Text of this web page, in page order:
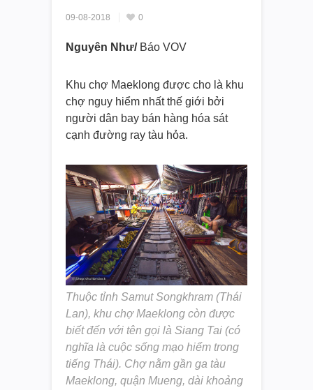
09-08-2018 0
Nguyên Như/Báo VOV
Khu chợ Maeklong được cho là khu
chợ nguy hiểm nhất thế giới bởi
người dân bay bán hàng hóa sát
cạnh đường ray tàu hỏa.
Thuộc tỉnh Samut Songkhram (Thái
Lan), khu chợ Maeklong còn được
biết đến với tên gọi là Siang Tai (có
nghĩa là cuộc sống mạo hiểm trong
tiếng Thái). Chợ nằm gần ga tàu
Maeklong, quận Mueng, dài khoảng